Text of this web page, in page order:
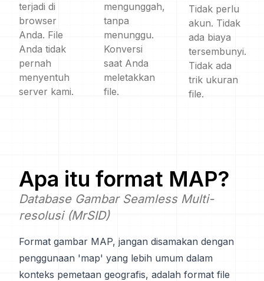
terjadi di
browser
Anda. File
Anda tidak
pernah
menyentuh
server kami.
mengunggah,
tanpa
menunggu.
Konversi
saat Anda
meletakkan
file.
Tidak perlu
akun. Tidak
ada biaya
tersembunyi.
Tidak ada
trik ukuran
file.
Apa itu format MAP?
Database Gambar Seamless Multi-
resolusi (MrSID)
Format gambar MAP, jangan disamakan dengan
penggunaan 'map' yang lebih umum dalam
konteks pemetaan geografis, adalah format file